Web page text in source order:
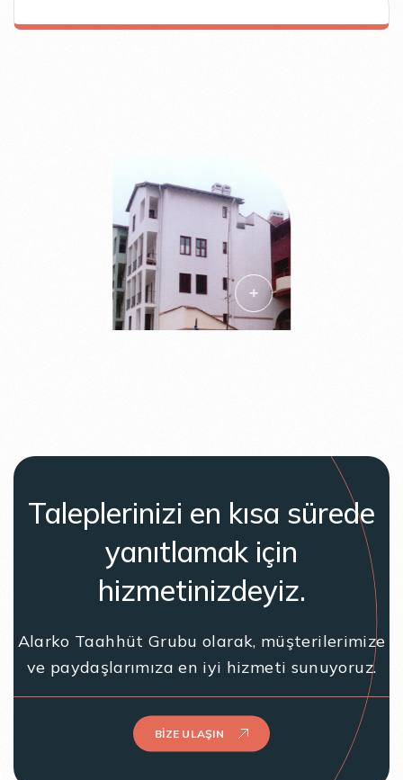
Taleplerinizi en kısa sürede
yanıtlamak için
hizmetinizdeyiz.
Alarko Taahhüt Grubu olarak, müşterilerimize
ve paydaşlarımıza en iyi hizmeti sunuyoruz.
BIZE ULAŞIN